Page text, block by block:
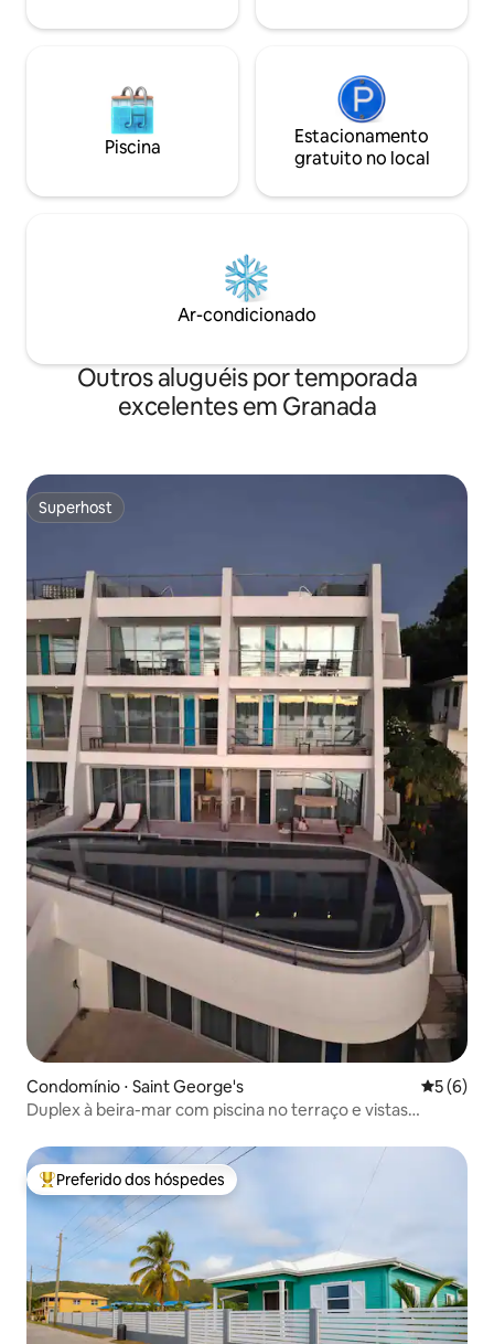
Piscina
Estacionamento
gratuito no local
Ar-condicionado
Outros aluguéis por temporada
excelentes em Granada
Superhost
Superhost
Condomínio ⋅ Saint George's 5 de
5 (6)
Duplex à beira-mar com piscina no terraço e vistas
Entre os melhores preferidos dos hóspedes
Preferido dos hóspedes